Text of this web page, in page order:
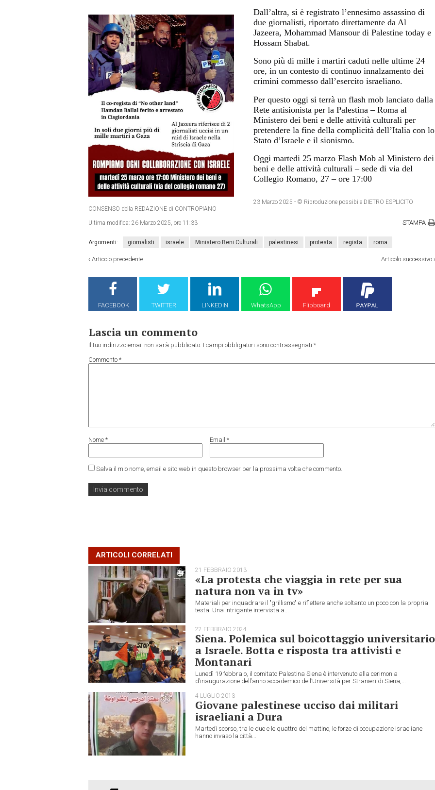
Dall’altra, si è registrato l’ennesimo assassino di
due giornalisti, riportato direttamente da Al
Jazeera, Mohammad Mansour di Palestine today e
Hossam Shabat.
Sono più di mille i martiri caduti nelle ultime 24
ore, in un contesto di continuo innalzamento dei
crimini commesso dall’esercito israeliano.
Per questo oggi si terrà un flash mob lanciato dalla
Rete antisionista per la Palestina – Roma al
Ministero dei beni e delle attività culturali per
pretendere la fine della complicità dell’Italia con lo
Stato d’Israele e il sionismo.
Oggi martedi 25 marzo Flash Mob al Ministero dei
beni e delle attività culturali – sede di via del
Collegio Romano, 27 – ore 17:00
23 Marzo 2025 - © Riproduzione possibile DIETRO ESPLICITO
CONSENSO della REDAZIONE di CONTROPIANO
Ultima modifica: 26 Marzo 2025, ore 11:33 STAMPA
Argomenti: giornalisti israele Ministero Beni Culturali palestinesi protesta regista roma
‹ Articolo precedente Articolo successivo
FACEBOOK TWITTER LINKEDIN WhatsApp Flipboard
Lascia un commento
Il tuo indirizzo email non sarà pubblicato. I campi obbligatori sono contrassegnati *
Commento *
Nome * Email *
Salva il mio nome, email e sito web in questo browser per la prossima volta che commento.
ARTICOLI CORRELATI
21 FEBBRAIO 2013
«La protesta che viaggia in rete per sua
natura non va in tv»
Materiali per inquadrare il "grillismo" e riflettere anche soltanto un poco con la propria
testa. Una intrigante intervista a...
22 FEBBRAIO 2024
Siena. Polemica sul boicottaggio universitario
a Israele. Botta e risposta tra attivisti e
Montanari
Lunedì 19 febbraio, il comitato Palestina Siena è intervenuto alla cerimonia
d’inaugurazione dell’anno accademico dell’Università per Stranieri di Siena,...
4 LUGLIO 2013
Giovane palestinese ucciso dai militari
israeliani a Dura
Martedì scorso, tra le due e le quattro del mattino, le forze di occupazione israeliane
hanno invaso la città...